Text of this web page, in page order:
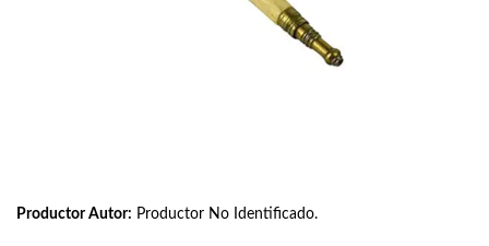
Productor Autor: Productor No Identificado.